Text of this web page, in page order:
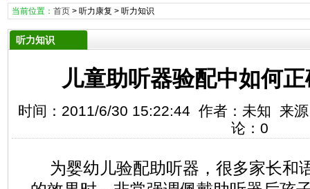
当前位置： 首页> 听力康复 > 听力知识
听力知识
儿童助听器验配中如何
时间：2011/6/30 15:22:44 作者：未知 来
论： 0
为婴幼儿验配助听器，很多家长和